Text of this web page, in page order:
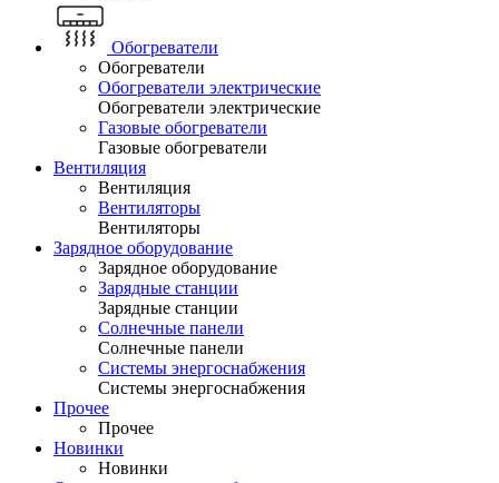
Обогреватели
Обогреватели
Обогреватели электрические
Обогреватели электрические
Газовые обогреватели
Газовые обогреватели
Вентиляция
Вентиляция
Вентиляторы
Вентиляторы
Зарядное оборудование
Зарядное оборудование
Зарядные станции
Зарядные станции
Солнечные панели
Солнечные панели
Системы энергоснабжения
Системы энергоснабжения
Прочее
Прочее
Новинки
Новинки